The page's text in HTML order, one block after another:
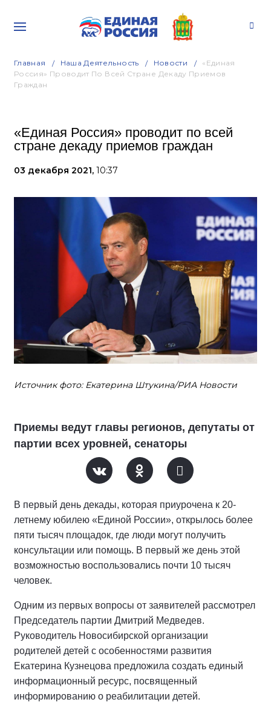
Главная Наша Деятельность Новости
«Единая
Россия» Проводит По Всей Стране Декаду Приемов
Граждан
«Единая Россия» проводит по всей
стране декаду приемов граждан
03 декабря 2021, 10:37
Источник фото: Екатерина Штукина/РИА Новости
Приемы ведут главы регионов, депутаты от
партии всех уровней, сенаторы
В первый день декады, которая приурочена к 20-
летнему юбилею «Единой России», открылось более
пяти тысяч площадок, где люди могут получить
консультации или помощь. В первый же день этой
возможностью воспользовались почти 10 тысяч
человек.
Одним из первых вопросы от заявителей рассмотрел
Председатель партии Дмитрий Медведев.
Руководитель Новосибирской организации
родителей детей с особенностями развития
Екатерина Кузнецова предложила создать единый
информационный ресурс, посвященный
информированию о реабилитации детей.